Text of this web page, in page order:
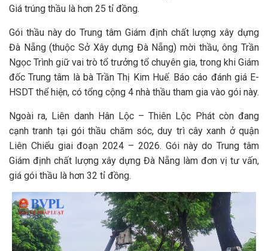
Giá trúng thầu là hơn 25 tỉ đồng.
Gói thầu này do Trung tâm Giám định chất lượng xây dựng
Đà Nẵng (thuộc Sở Xây dựng Đà Nẵng) mời thầu, ông Trần
Ngọc Trình giữ vai trò tổ trưởng tổ chuyên gia, trong khi Giám
đốc Trung tâm là bà Trần Thị Kim Huế. Báo cáo đánh giá E-
HSDT thể hiện, có tổng cộng 4 nhà thầu tham gia vào gói này.
Ngoài ra, Liên danh Hân Lộc – Thiên Lộc Phát còn đang
cạnh tranh tại gói thầu chăm sóc, duy trì cây xanh ở quận
Liên Chiểu giai đoạn 2024 – 2026. Gói này do Trung tâm
Giám định chất lượng xây dựng Đà Nẵng làm đơn vị tư vấn,
giá gói thầu là hơn 32 tỉ đồng.